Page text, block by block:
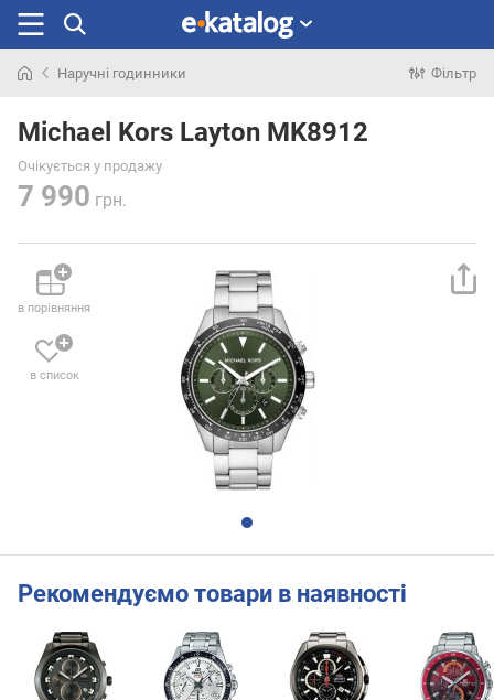
раніше
Наручні годинники Фільтр
Michael Kors Layton MK8912
Очікується у продажу
7 990 грн.
в порівняння
в список
Рекомендуємо товари в наявності